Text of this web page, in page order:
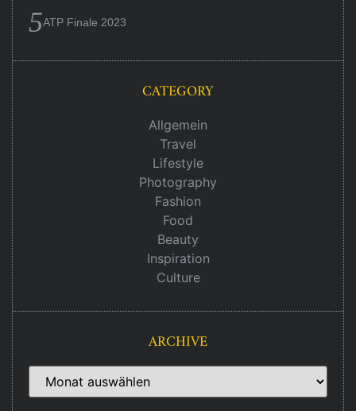
ATP Finale 2023
CATEGORY
Allgemein
Travel
Lifestyle
Photography
Fashion
Food
Beauty
Inspiration
Culture
ARCHIVE